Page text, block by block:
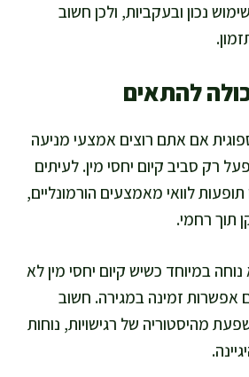
נכון ובעקביות, ולכן חשוב
להתאים
אם אתם רוצים אמצעי מניעה
רק סביב קיום יחסי מין. לעיתים
לוואי מאמצעים הורמונליים,
תוך רחמי.
במיוחד כשיש קיום יחסי מין לא
אפשרות זמינה במגירה. חשוב
מהיסטוריה של רגישויות, נוחות